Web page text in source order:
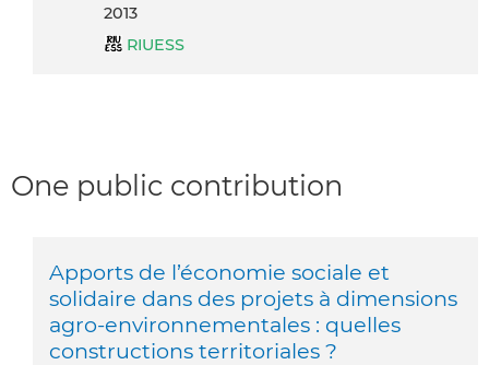
2013
RIUESS
One public contribution
Apports de l’économie sociale et
solidaire dans des projets à dimensions
agro-environnementales : quelles
constructions territoriales ?